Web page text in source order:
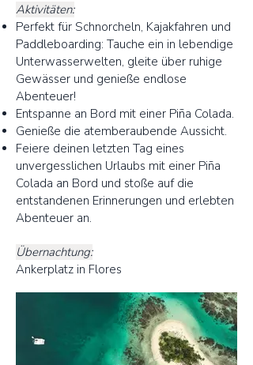
Aktivitäten:
Perfekt für Schnorcheln, Kajakfahren und
Paddleboarding: Tauche ein in lebendige
Unterwasserwelten, gleite über ruhige
Gewässer und genieße endlose
Abenteuer!
Entspanne an Bord mit einer Piña Colada.
Genieße die atemberaubende Aussicht.
Feiere deinen letzten Tag eines
unvergesslichen Urlaubs mit einer Piña
Colada an Bord und stoße auf die
entstandenen Erinnerungen und erlebten
Abenteuer an.
Übernachtung:
Ankerplatz in Flores